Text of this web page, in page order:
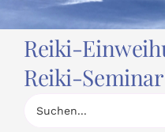
News
Reiki-
Reiki-
nach: